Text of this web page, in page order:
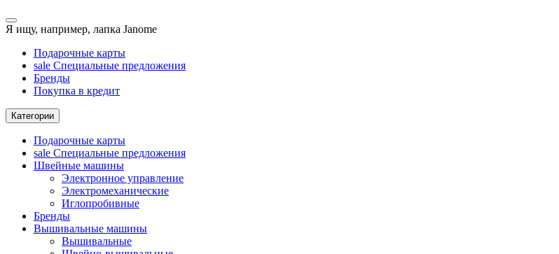
Я ищу, например, лапка Janome
Подарочные карты
sale Специальные предложения
Бренды
Покупка в кредит
Категории
Подарочные карты
sale Специальные предложения
Швейные машины
Электронное управление
Электромеханические
Иглопробивные
Бренды
Вышивальные машины
Вышивальные